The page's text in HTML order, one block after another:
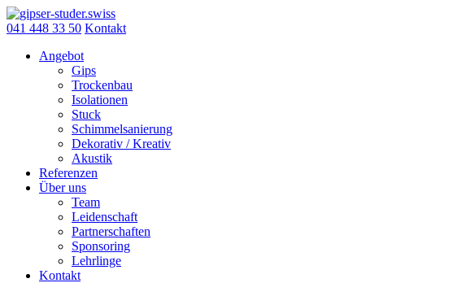
Skip
to
041 448 33 50 Kontakt
Angebot
Gips
Trockenbau
Isolationen
Stuck
Schimmelsanierung
Dekorativ / Kreativ
Akustik
Referenzen
Über uns
Team
Leidenschaft
Partnerschaften
Sponsoring
Lehrlinge
Kontakt